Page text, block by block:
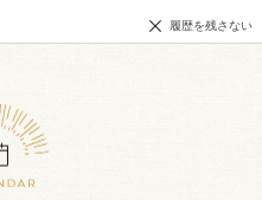
履歴を残さない